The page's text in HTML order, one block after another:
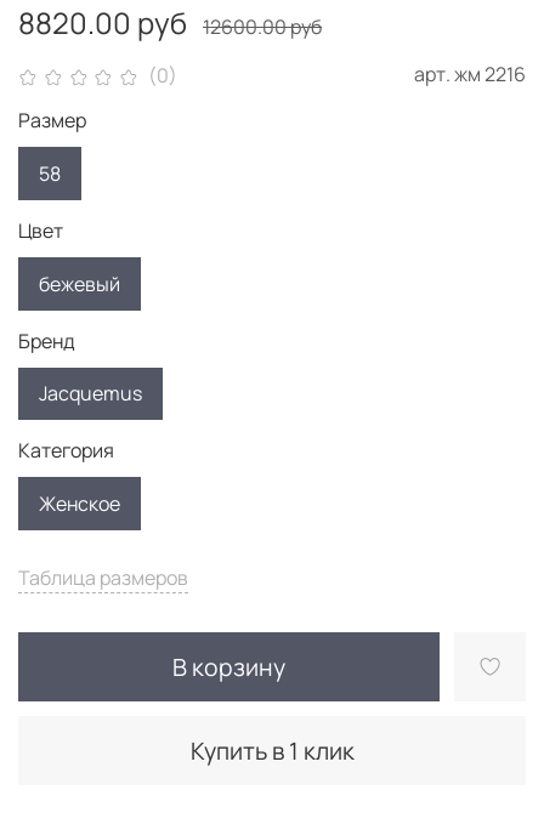
(0) арт.жм 2216
8820.00 руб 12600.00 руб
Таблица размеров
В корзину
Купить в 1 клик
Размер
58
Цвет
бежевый
Бренд
Jacquemus
Категория
Женское